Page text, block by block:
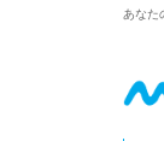
あなた